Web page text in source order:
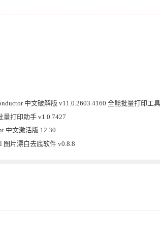
中文破解版 v11.0.2603.4160 全能批量打印工
量打印助手 v1.0.7427
中文激活版 12.30
图片漂白去底软件 v0.8.8